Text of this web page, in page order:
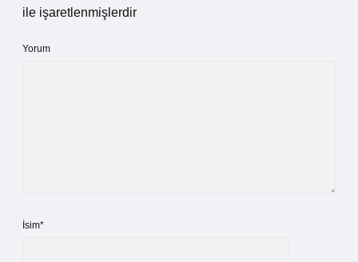
ile işaretlenmişlerdir
Yorum
İsim*